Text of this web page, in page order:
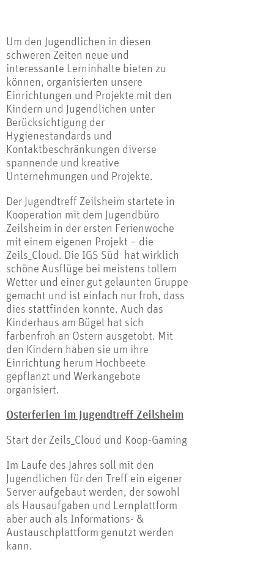
Um den Jugendlichen in diesen
schweren Zeiten neue und
interessante Lerninhalte bieten zu
können, organisierten unsere
Einrichtungen und Projekte mit den
Kindern und Jugendlichen unter
Berücksichtigung der
Hygienestandards und
Kontaktbeschränkungen diverse
spannende und kreative
Unternehmungen und Projekte.
Der Jugendtreff Zeilsheim startete in
Kooperation mit dem Jugendbüro
Zeilsheim in der ersten Ferienwoche
mit einem eigenen Projekt – die
Zeils_Cloud. Die IGS Süd hat wirklich
schöne Ausflüge bei meistens tollem
Wetter und einer gut gelaunten Gruppe
gemacht und ist einfach nur froh, dass
dies stattfinden konnte. Auch das
Kinderhaus am Bügel hat sich
farbenfroh an Ostern ausgetobt. Mit
den Kindern haben sie um ihre
Einrichtung herum Hochbeete
gepflanzt und Werkangebote
organisiert.
Osterferien im Jugendtreff Zeilsheim
Start der Zeils_Cloud und Koop-Gaming
Im Laufe des Jahres soll mit den
Jugendlichen für den Treff ein eigener
Server aufgebaut werden, der sowohl
als Hausaufgaben und Lernplattform
aber auch als Informations- &
Austauschplattform genutzt werden
kann.